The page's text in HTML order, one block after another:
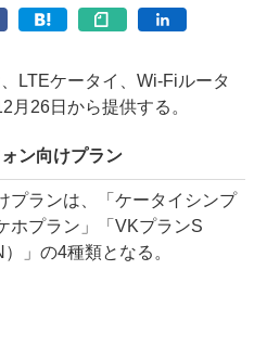
LTEケータイ、Wi-Fiルータ
月26日から提供する。
ン向けプラン
ランは、「ケータイシンプ
ホプラン」「VKプランS
」の4種類となる。